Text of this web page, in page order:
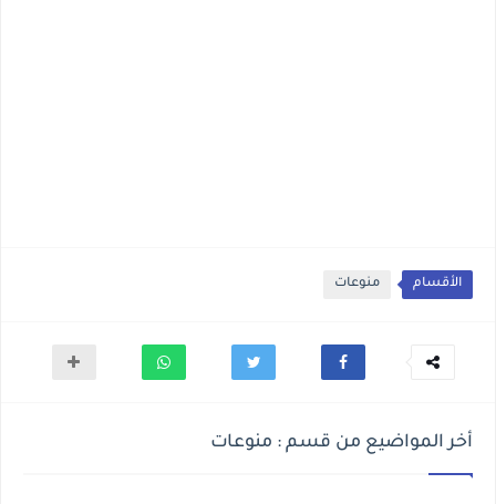
الأقسام منوعات
أخر المواضيع من قسم : منوعات